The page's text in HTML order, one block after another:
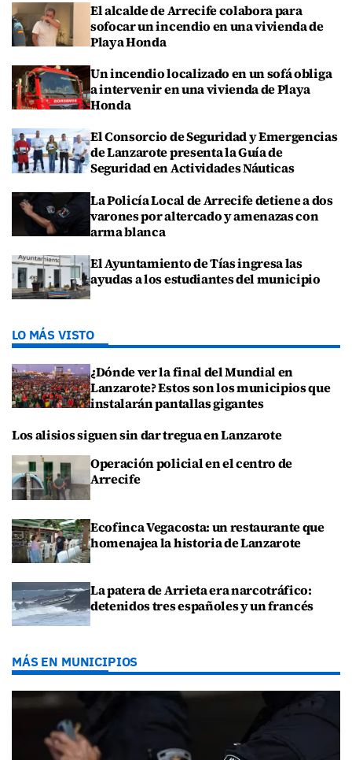
El alcalde de Arrecife colabora para
sofocar un incendio en una vivienda de
Playa Honda
Un incendio localizado en un sofá obliga
a intervenir en una vivienda de Playa
Honda
El Consorcio de Seguridad y Emergencias
de Lanzarote presenta la Guía de
Seguridad en Actividades Náuticas
La Policía Local de Arrecife detiene a dos
varones por altercado y amenazas con
arma blanca
El Ayuntamiento de Tías ingresa las
ayudas a los estudiantes del municipio
LO MÁS VISTO
¿Dónde ver la final del Mundial en
Lanzarote? Estos son los municipios que
instalarán pantallas gigantes
Los alisios siguen sin dar tregua en Lanzarote
Operación policial en el centro de
Arrecife
Ecofinca Vegacosta: un restaurante que
homenajea la historia de Lanzarote
La patera de Arrieta era narcotráfico:
detenidos tres españoles y un francés
MÁS EN MUNICIPIOS